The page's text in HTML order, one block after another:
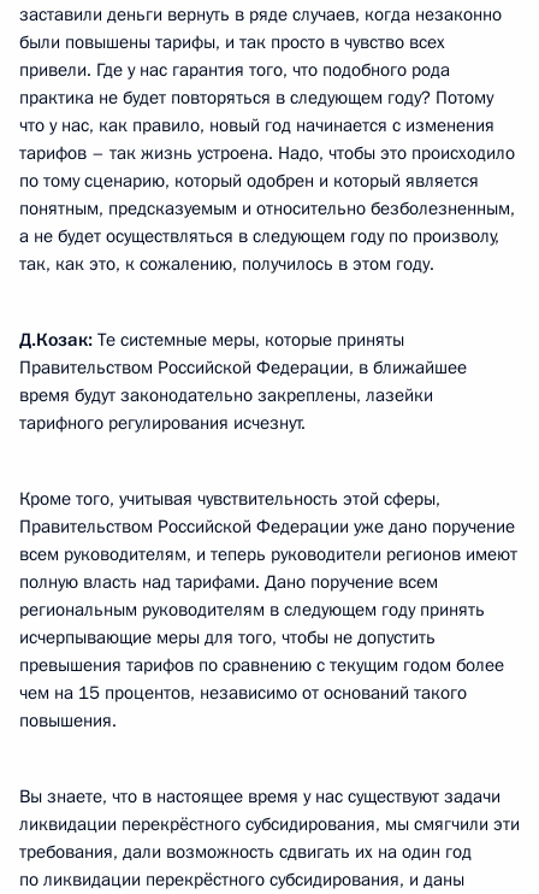
заставили деньги вернуть в ряде случаев, когда незаконно
были повышены тарифы, и так просто в чувство всех
привели. Где у нас гарантия того, что подобного рода
практика не будет повторяться в следующем году? Потому
что у нас, как правило, новый год начинается с изменения
тарифов – так жизнь устроена. Надо, чтобы это происходило
по тому сценарию, который одобрен и который является
понятным, предсказуемым и относительно безболезненным,
а не будет осуществляться в следующем году по произволу,
так, как это, к сожалению, получилось в этом году.
Д.Козак: Те системные меры, которые приняты
Правительством Российской Федерации, в ближайшее
время будут законодательно закреплены, лазейки
тарифного регулирования исчезнут.
Кроме того, учитывая чувствительность этой сферы,
Правительством Российской Федерации уже дано поручение
всем руководителям, и теперь руководители регионов имеют
полную власть над тарифами. Дано поручение всем
региональным руководителям в следующем году принять
исчерпывающие меры для того, чтобы не допустить
превышения тарифов по сравнению с текущим годом более
чем на 15 процентов, независимо от оснований такого
повышения.
Вы знаете, что в настоящее время у нас существуют задачи
ликвидации перекрёстного субсидирования, мы смягчили эти
требования, дали возможность сдвигать их на один год
по ликвидации перекрёстного субсидирования, и даны